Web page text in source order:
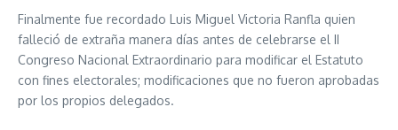
Finalmente fue recordado Luis Miguel Victoria Ranfla quien
falleció de extraña manera días antes de celebrarse el II
Congreso Nacional Extraordinario para modificar el Estatuto
con fines electorales; modificaciones que no fueron aprobadas
por los propios delegados.